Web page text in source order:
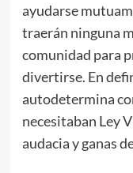
ayudarse
traerán ninguna
comunidad para
divertirse. En
autodetermina
necesitaban Ley
audacia y ganas